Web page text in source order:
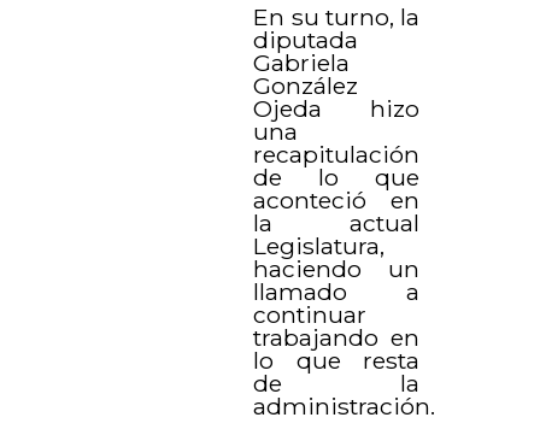
En su turno, la
diputada
Gabriela
González
Ojeda hizo
una
recapitulación
de lo que
aconteció en
la actual
Legislatura,
haciendo un
llamado a
continuar
trabajando en
lo que resta
de la
administración.